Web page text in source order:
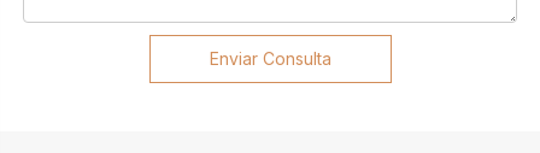
Enviar Consulta